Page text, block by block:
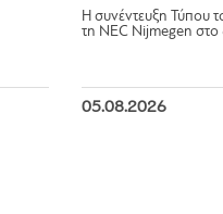
Η συνέντευξη Τύπου
τη NEC Nijmegen στο
05.08.2026